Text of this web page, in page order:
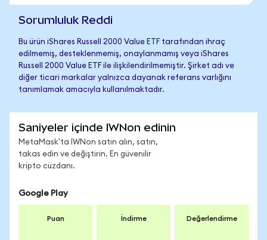
Sorumluluk Reddi
Bu ürün iShares Russell 2000 Value ETF tarafından ihraç
edilmemiş, desteklenmemiş, onaylanmamış veya iShares
Russell 2000 Value ETF ile ilişkilendirilmemiştir. Şirket adı ve
diğer ticari markalar yalnızca dayanak referans varlığını
tanımlamak amacıyla kullanılmaktadır.
Saniyeler içinde IWNon edinin
MetaMask'ta IWNon satın alın, satın,
takas edin ve değiştirin. En güvenilir
kripto cüzdanı.
Google Play
Puan İndirme Değerlendirme